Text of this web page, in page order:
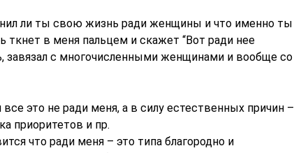
ли ты свою жизнь ради женщины и что именно ты
ткнет в меня пальцем и скажет “Вот ради нее
завязал с многочисленными женщинами и вообще со
это не ради меня, а в силу естественных причин –
приоритетов и пр.
что ради меня – это типа благородно и